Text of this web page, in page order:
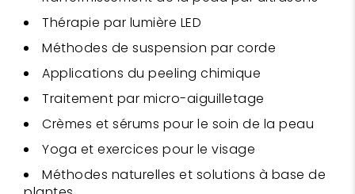
Thérapie par lumière LED
Méthodes de suspension par corde
Applications du peeling chimique
Traitement par micro-aiguilletage
Crèmes et sérums pour le soin de la peau
Yoga et exercices pour le visage
Méthodes naturelles et solutions à base de